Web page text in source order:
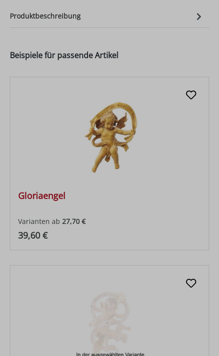
Produktbeschreibung
Beispiele für passende Artikel
Gloriaengel
Varianten ab 27,70 €
Regulärer Preis:
39,60 €